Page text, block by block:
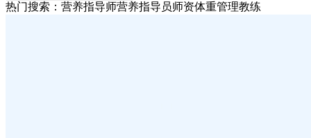
热门搜索： 营养指导师营养指导员师资体重管理教练